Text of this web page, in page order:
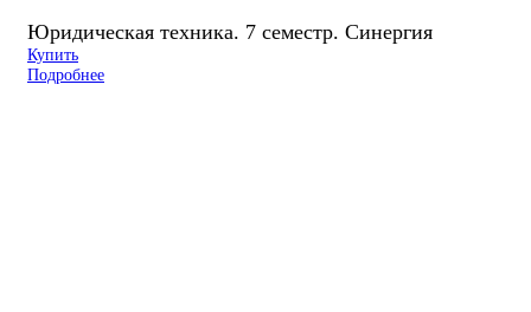
Юридическая техника. 7 семестр. Синергия
Купить
Подробнее